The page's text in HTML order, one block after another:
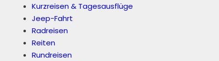
Kurzreisen & Tagesausflüge
Jeep-Fahrt
Radreisen
Reiten
Rundreisen